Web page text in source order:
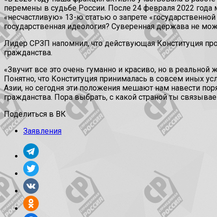
перемены в судьбе России. После 24 февраля 2022
«несчастливую» 13-ю статью о запрете
государственная идеология? Суверенная держава не
Лидер СРЗП напомнил, что действующая Конституция
гражданства.
«Звучит все это очень гуманно и красиво, но в
Понятно, что Конституция принималась в совсем иных
Азии, но сегодня эти положения мешают нам навести
гражданства. Пора выбрать, с какой страной ты
Поделиться в ВК
Заявления